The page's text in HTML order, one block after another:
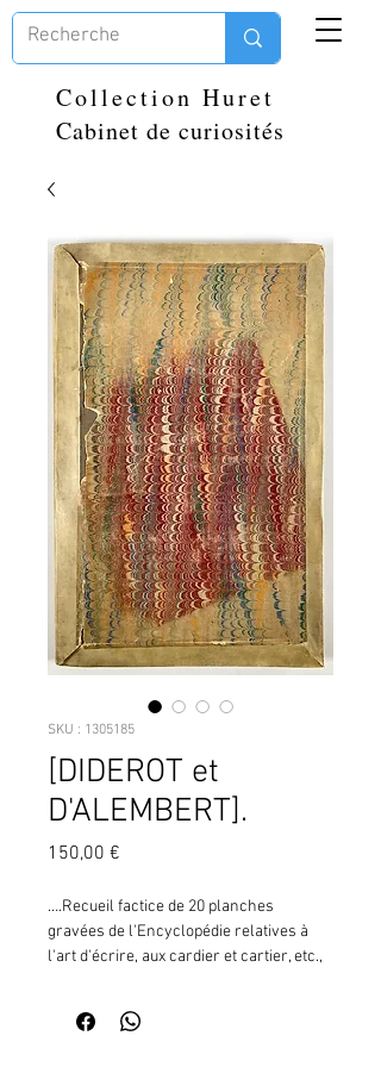
Collection Huret
Cabinet de curiosités
SKU : 1305185
[DIDEROT et
D'ALEMBERT].
150,00 €
….Recueil factice de 20 planches
gravées de l'Encyclopédie relatives à
l'art d'écrire, aux cardier et cartier, etc.,
folio, demi-vélin crème (rel. post.).
(CN59) ¦Cet ensemble comprend :   - 16